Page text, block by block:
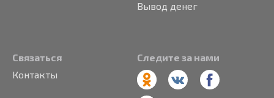
Вывод денег
Связаться
Контакты
Следите за нами